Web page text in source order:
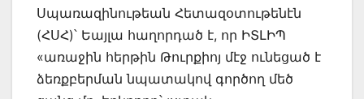
Սպառազինութեան Հետազօտութենէն
(ՀՍՀ)՝ Եայլա հաղորդած է, որ ԻՏԼԻՊ
«առաջին հերթին Թուրքիոյ մէջ ունեցած է
ձեռքբերման նպատակով գործող մեծ